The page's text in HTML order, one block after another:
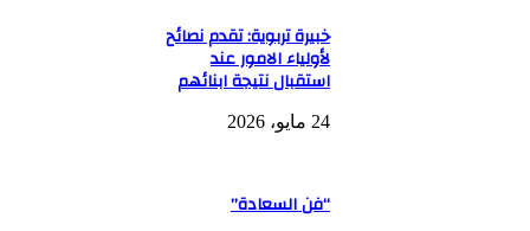
خبيرة تربوية: تقدم نصائح
لأولياء الامور عند
استقبال نتيجة ابنائهم
24 مايو، 2026
“فن السعادة”